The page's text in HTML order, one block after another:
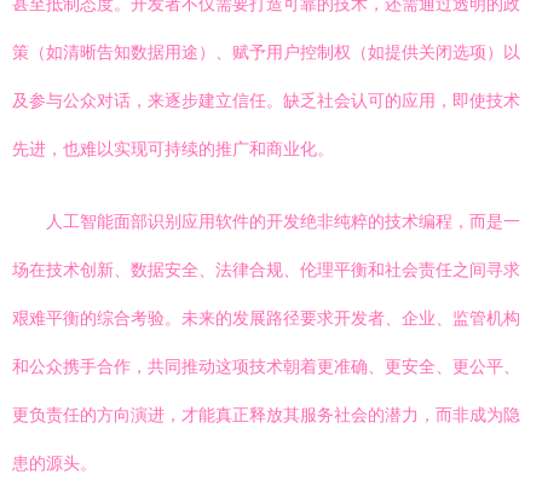
策（如清晰告知数据用途）、赋予用户控制权（如提供关闭选项）以
及参与公众对话，来逐步建立信任。缺乏社会认可的应用，即使技术
先进，也难以实现可持续的推广和商业化。
人工智能面部识别应用软件的开发绝非纯粹的技术编程，而是一
场在技术创新、数据安全、法律合规、伦理平衡和社会责任之间寻求
艰难平衡的综合考验。未来的发展路径要求开发者、企业、监管机构
和公众携手合作，共同推动这项技术朝着更准确、更安全、更公平、
更负责任的方向演进，才能真正释放其服务社会的潜力，而非成为隐
患的源头。